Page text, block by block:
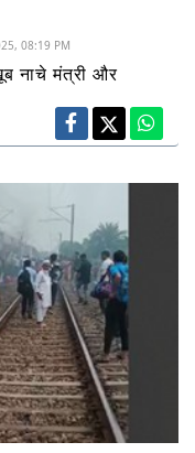
08:19 PM
नाचे मंत्री और